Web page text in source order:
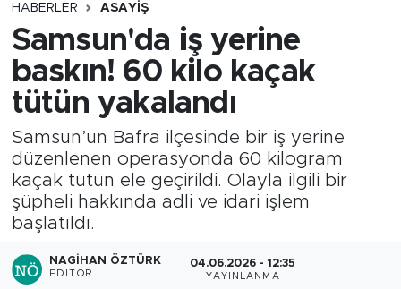
HABERLER ASAYIŞ
Samsun'da iş yerine
baskın! 60 kilo kaçak
tütün yakalandı
Samsun’un Bafra ilçesinde bir iş yerine
düzenlenen operasyonda 60 kilogram
kaçak tütün ele geçirildi. Olayla ilgili bir
şüpheli hakkında adli ve idari işlem
başlatıldı.
NAGIHAN ÖZTÜRK
EDITÖR
04.06.2026 - 12:35
YAYINLANMA
Trafik Durumu
Süper Lig Puan Durumu ve Fikstür
Tüm Manşetler
Son Dakika Haberleri
Haber Arşivi